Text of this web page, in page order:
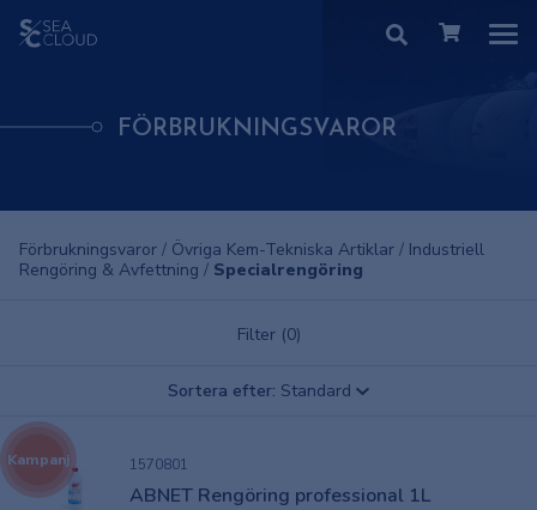
FÖRBRUKNINGSVAROR
Förbrukningsvaror / Övriga Kem-Tekniska Artiklar / Industriell
Rengöring & Avfettning / Specialrengöring
Filter (0)
Sortera efter: Standard
Kampanj 1570801
ABNET Rengöring professional 1L